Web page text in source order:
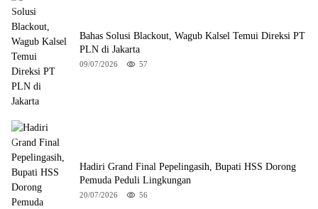
Bahas Solusi Blackout, Wagub Kalsel Temui Direksi PT
PLN di Jakarta
09/07/2026 57
Hadiri Grand Final Pepelingasih, Bupati HSS Dorong
Pemuda Peduli Lingkungan
20/07/2026 56